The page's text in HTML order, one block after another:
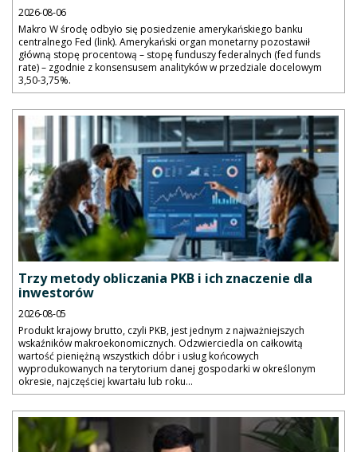
2026-08-06
Makro W środę odbyło się posiedzenie amerykańskiego banku
centralnego Fed (link). Amerykański organ monetarny pozostawił
główną stopę procentową – stopę funduszy federalnych (fed funds
rate) – zgodnie z konsensusem analityków w przedziale docelowym
3,50-3,75%.
Trzy metody obliczania PKB i ich znaczenie dla
inwestorów
2026-08-05
Produkt krajowy brutto, czyli PKB, jest jednym z najważniejszych
wskaźników makroekonomicznych. Odzwierciedla on całkowitą
wartość pieniężną wszystkich dóbr i usług końcowych
wyprodukowanych na terytorium danej gospodarki w określonym
okresie, najczęściej kwartału lub roku...